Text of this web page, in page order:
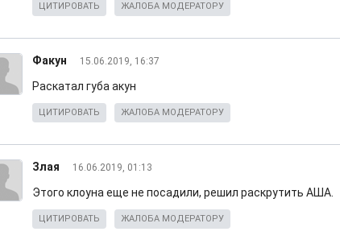
ЦИТИРОВАТЬ ЖАЛОБА МОДЕРАТОРУ
Факун 15.06.2019, 16:37
Раскатал губа акун
ЦИТИРОВАТЬ ЖАЛОБА МОДЕРАТОРУ
Злая 16.06.2019, 01:13
Этого клоуна еще не посадили, решил раскрутить АША.
ЦИТИРОВАТЬ ЖАЛОБА МОДЕРАТОРУ